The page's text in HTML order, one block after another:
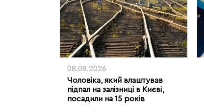
08.08.2026
Чоловіка, який влаштував
підпал на залізниці в Києві,
посадили на 15 років